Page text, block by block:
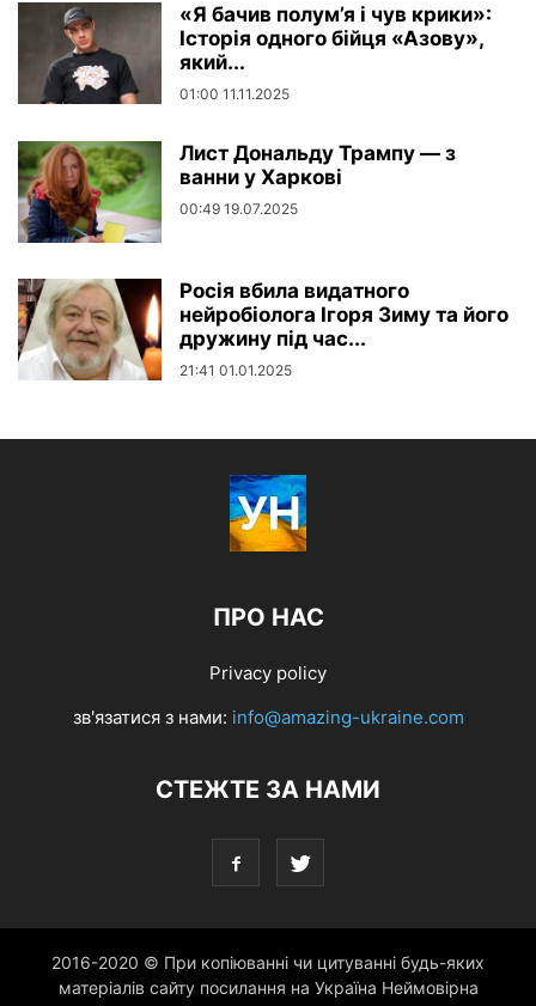
«Я бачив полум’я і чув крики»:
Історія одного бійця «Азову»,
який...
01:00 11.11.2025
Лист Дональду Трампу — з
ванни у Харкові
00:49 19.07.2025
Росія вбила видатного
нейробіолога Ігоря Зиму та його
дружину під час...
21:41 01.01.2025
ПРО НАС
Privacy policy
зв'язатися з нами: info@amazing-ukraine.com
СТЕЖТЕ ЗА НАМИ
2016-2020 © При копіюванні чи цитуванні будь-яких
матеріалів сайту посилання на Україна Неймовірна